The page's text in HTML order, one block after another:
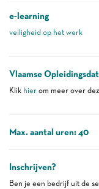
e-learning
veiligheid op het werk
Vlaamse
Klik hier om meer over
Max. aantal uren: 40
Inschrijven?
Ben je een bedrijf uit de